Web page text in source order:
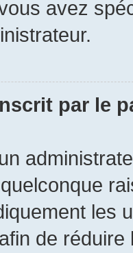
avez
par le
les
de